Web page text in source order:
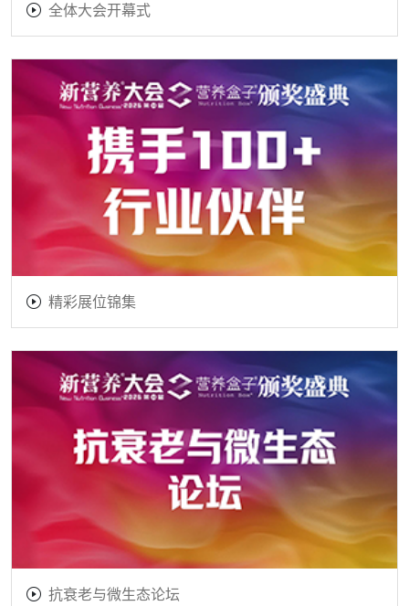
全体大会开幕式
精彩展位锦集
抗衰老与微生态论坛